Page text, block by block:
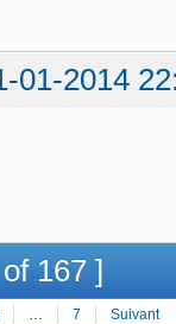
01-2014
167 ]
7 Suivant